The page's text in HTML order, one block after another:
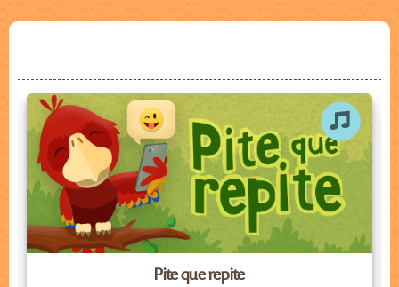
Pite que repite